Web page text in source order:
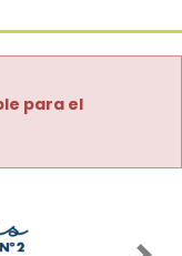
para el